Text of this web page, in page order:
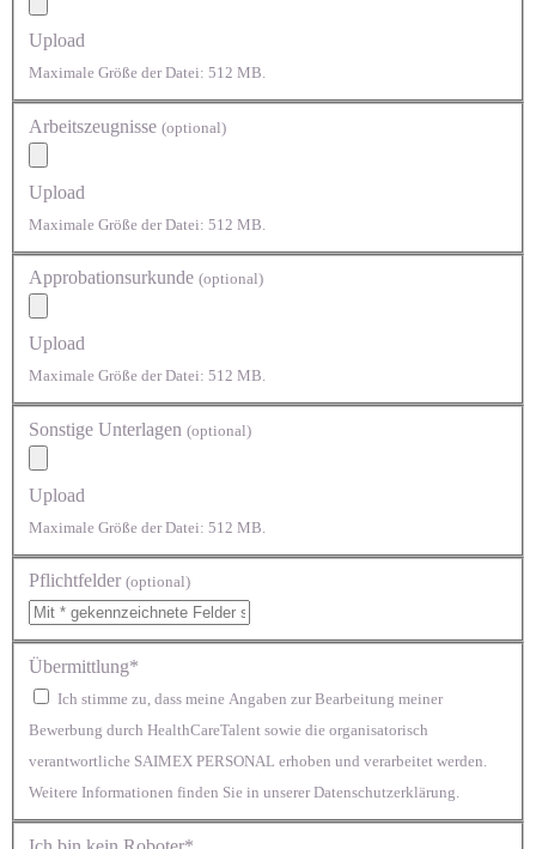
Upload
Maximale Größe der Datei: 512 MB.
Arbeitszeugnisse (optional)
Upload
Maximale Größe der Datei: 512 MB.
Approbationsurkunde (optional)
Upload
Maximale Größe der Datei: 512 MB.
Sonstige Unterlagen (optional)
Upload
Maximale Größe der Datei: 512 MB.
Pflichtfelder (optional)
Übermittlung*
Ich stimme zu, dass meine Angaben zur Bearbeitung meiner
Bewerbung durch HealthCareTalent sowie die organisatorisch
verantwortliche SAIMEX PERSONAL erhoben und verarbeitet werden.
Weitere Informationen finden Sie in unserer Datenschutzerklärung.